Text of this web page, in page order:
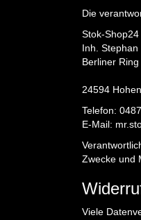
Die
Stok-Shop24
Inh. Stephan
Berliner Ring
24594
Telefon:
E-Mail:
Zwecke und
Viele